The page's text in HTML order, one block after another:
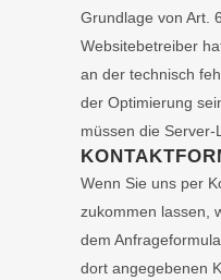
Grundlage von Art.
Websitebetreiber
an der technisch
der Optimierung
müssen die Server-
Wenn Sie uns per
zukommen lassen,
dem
dort angegebenen